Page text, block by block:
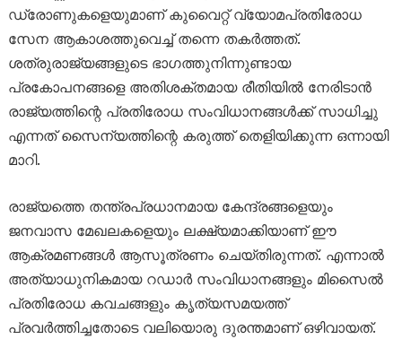
ഡ്രോണുകളെയുമാണ് കുവൈറ്റ് വ്യോമപ്രതിരോധ
സേന ആകാശത്തുവെച്ച് തന്നെ തകർത്തത്.
ശത്രുരാജ്യങ്ങളുടെ ഭാഗത്തുനിന്നുണ്ടായ
പ്രകോപനങ്ങളെ അതിശക്തമായ രീതിയിൽ നേരിടാൻ
രാജ്യത്തിന്റെ പ്രതിരോധ സംവിധാനങ്ങൾക്ക് സാധിച്ചു
എന്നത് സൈന്യത്തിന്റെ കരുത്ത് തെളിയിക്കുന്ന ഒന്നായി
മാറി.
രാജ്യത്തെ തന്ത്രപ്രധാനമായ കേന്ദ്രങ്ങളെയും
ജനവാസ മേഖലകളെയും ലക്ഷ്യമാക്കിയാണ് ഈ
ആക്രമണങ്ങൾ ആസൂത്രണം ചെയ്തിരുന്നത്. എന്നാൽ
അത്യാധുനികമായ റഡാർ സംവിധാനങ്ങളും മിസൈൽ
പ്രതിരോധ കവചങ്ങളും കൃത്യസമയത്ത്
പ്രവർത്തിച്ചതോടെ വലിയൊരു ദുരന്തമാണ് ഒഴിവായത്.